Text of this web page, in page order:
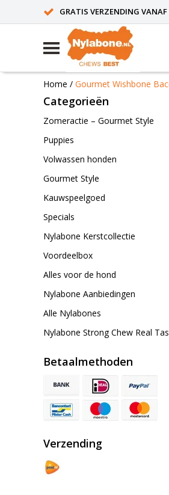
GRATIS VERZENDING
Home / Gourmet Wishbone
Categorieën
Zomeractie – Gourmet Style
Puppies
Volwassen honden
Gourmet Style
Kauwspeelgoed
Specials
Nylabone Kerstcollectie
Voordeelbox
Alles voor de hond
Nylabone Aanbiedingen
Alle Nylabones
Nylabone Strong Chew Real
Betaalmethoden
Verzending